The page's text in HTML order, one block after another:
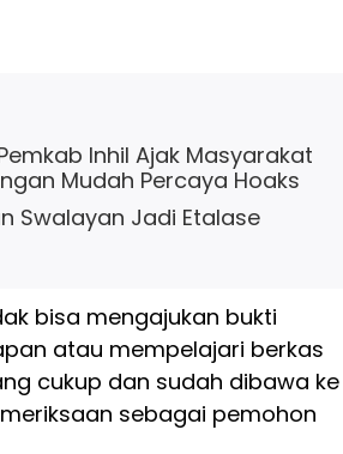
Inhil Ajak Masyarakat
Mudah Percaya Hoaks
Swalayan Jadi Etalase
bisa mengajukan bukti
atau mempelajari berkas
cukup dan sudah dibawa ke
sebagai pemohon